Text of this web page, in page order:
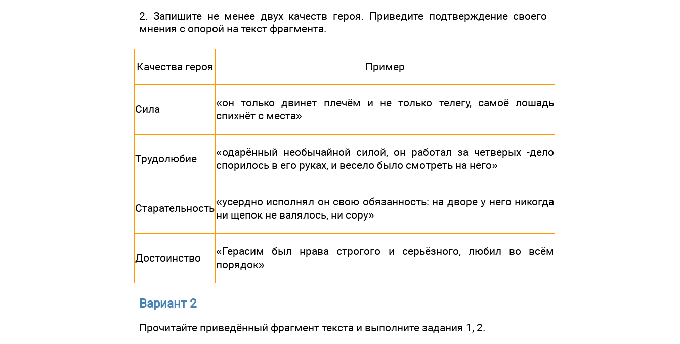
2. Запишите не менее двух качеств героя. Приведите подтверждение своего
мнения с опорой на текст фрагмента.
Качества героя Пример
Сила
«он только двинет плечём и не только телегу, самоё лошадь
спихнёт с места»
Трудолюбие
«одарённый необычайной силой, он работал за четверых -дело
спорилось в его руках, и весело было смотреть на него»
Старательность
«усердно исполнял он свою обязанность: на дворе у него никогда
ни щепок не валялось, ни сору»
Достоинство
«Герасим был нрава строгого и серьёзного, любил во всём
порядок»
Вариант 2
Прочитайте приведённый фрагмент текста и выполните задания 1, 2.